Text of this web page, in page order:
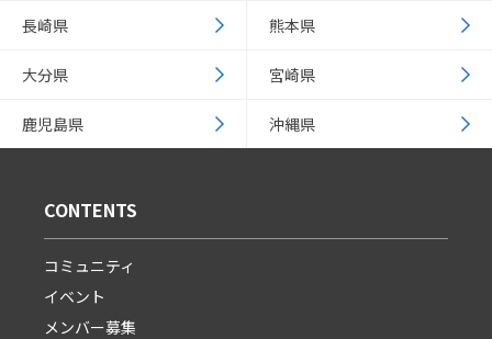
長崎県 熊本県
大分県 宮崎県
鹿児島県 沖縄県
CONTENTS
コミュニティ
イベント
メンバー募集